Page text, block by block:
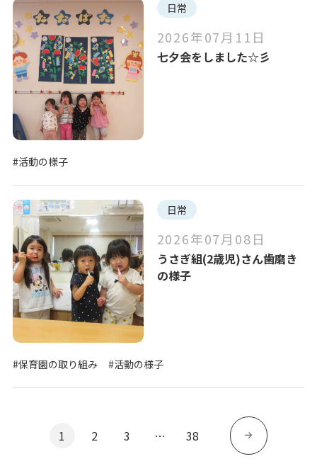
日常
2026年07月11日
七夕会をしました☆彡
#活動の様子
日常
2026年07月08日
うさぎ組(2歳児)さん歯磨き
の様子
#保育園の取り組み #活動の様子
1 2 3 … 38